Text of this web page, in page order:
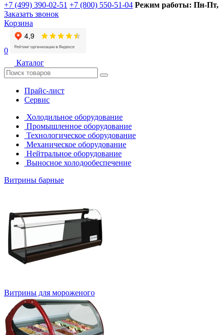
+7 (499) 390-02-51 +7 (800) 550-51-04 Режим работы: Пн-Пт,
Заказать звонок
Корзина
0
Каталог
Прайс-лист
Сервис
Холодильное оборудование
Промышленное оборудование
Технологическое оборудование
Механическое оборудование
Нейтральное оборудование
Выносное холодообеспечение
Витрины барные
Витрины для мороженого